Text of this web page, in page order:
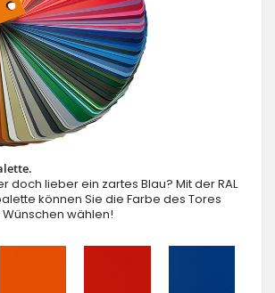
doch lieber ein zartes Blau? Mit der RAL
können Sie die Farbe des Tores
wählen!